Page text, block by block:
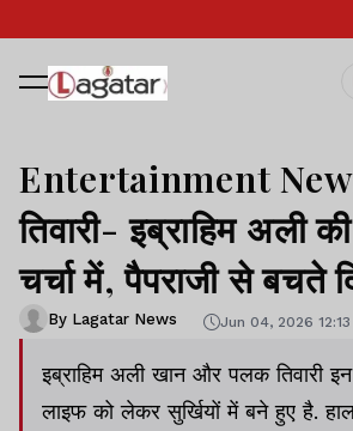
Entertainment
तिवारी- इब्राहिम अली
चर्चा में, पैपराजी से बचते
By Lagatar News Jun 04, 2026 12:13
इब्राहिम अली खान और पलक तिवारी
लाइफ को लेकर सुर्खियों में बने हुए है.